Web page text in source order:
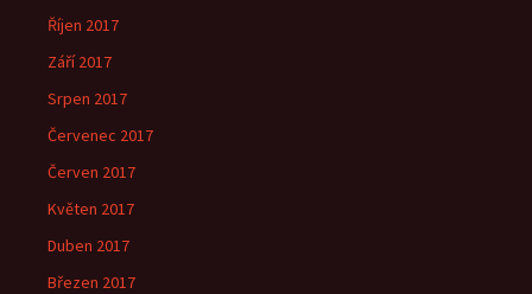
Říjen 2017
Září 2017
Srpen 2017
Červenec 2017
Červen 2017
Květen 2017
Duben 2017
Březen 2017